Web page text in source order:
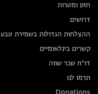
חזון ומטרות
דרושים
ההצלחות הגדולות בשמירת טבע
קשרים בינלאומיים
דו״ח שכר שווה
תרמו לנו